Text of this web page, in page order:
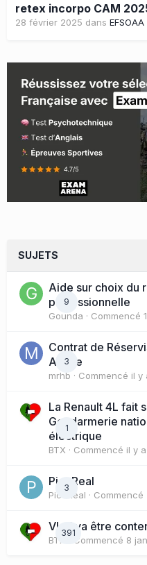
retex incorpo CAM
28 février 2025 dans EFSOAA
SUJETS
9
Aide sur choix du
professionnelle
Gounda · Commencé
3
Contrat de
Active
mrhb · Commencé il y
1
La Renault 4L fait
Gendarmerie
électrique
BTX · Commencé il y
3
PicoReal
PicoReal · Commencé
391
Vlad va être
BTX · Commencé 8